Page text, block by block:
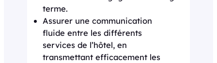
terme.
Assurer une communication
fluide entre les différents
services de l’hôtel, en
transmettant efficacement les